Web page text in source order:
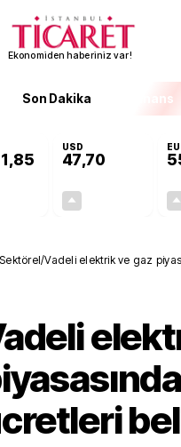
Ekonomiden haberiniz var!
Son Dakika Finans
USD
47,70
Sektörel/Vadeli elektrik ve gaz